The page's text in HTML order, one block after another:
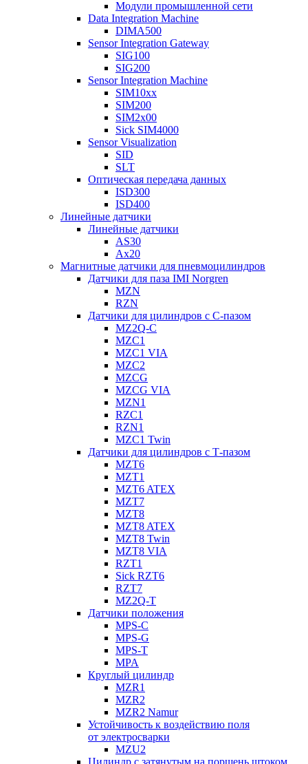
Модули промышленной сети
Data Integration Machine
DIMA500
Sensor Integration Gateway
SIG100
SIG200
Sensor Integration Machine
SIM10xx
SIM200
SIM2x00
Sick SIM4000
Sensor Visualization
SID
SLT
Оптическая передача данных
ISD300
ISD400
Линейные датчики
Линейные датчики
AS30
Ax20
Магнитные датчики для пневмоцилиндров
Датчики для паза IMI Norgren
MZN
RZN
Датчики для цилиндров с С-пазом
MZ2Q-C
MZC1
MZC1 VIA
MZC2
MZCG
MZCG VIA
MZN1
RZC1
RZN1
MZC1 Twin
Датчики для цилиндров с Т-пазом
MZT6
MZT1
MZT6 ATEX
MZT7
MZT8
MZT8 ATEX
MZT8 Twin
MZT8 VIA
RZT1
Sick RZT6
RZT7
MZ2Q-T
Датчики положения
MPS-C
MPS-G
MPS-T
MPA
Круглый цилиндр
MZR1
MZR2
MZR2 Namur
Устойчивость к воздействию поля
от электросварки
MZU2
Цилиндр с затянутым на поршень штоком